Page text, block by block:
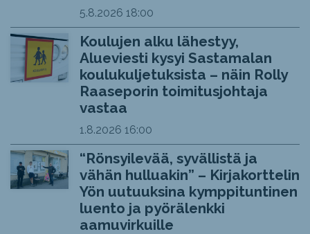
5.8.2026 18:00
Koulujen alku lähestyy,
Alueviesti kysyi Sastamalan
koulukuljetuksista – näin Rolly
Raaseporin toimitusjohtaja
vastaa
1.8.2026 16:00
“Rönsyilevää, syvällistä ja
vähän hulluakin” – Kirjakorttelin
Yön uutuuksina kymppituntinen
luento ja pyörälenkki
aamuvirkuille